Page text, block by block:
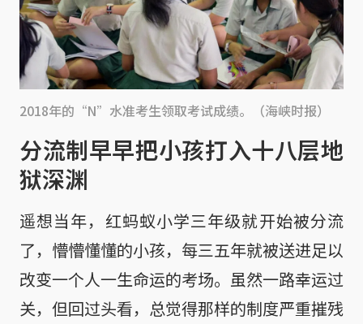
2018年的“N”水准考生领取考试成绩。（海峡时报）
分流制早早把小孩打入十八层地
狱深渊
遥想当年，红蚂蚁小学三年级就开始被分流
了，懵懵懂懂的小孩，每三五年就被送进足以
改变一个人一生命运的考场。虽然一路幸运过
关，但回过头看，总觉得那样的制度严重摧残